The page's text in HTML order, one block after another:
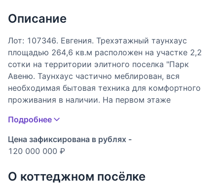
Описание
Лот: 107346. Евгения. Трехэтажный таунхаус
площадью 264,6 кв.м расположен на участке 2,2
сотки на территории элитного поселка "Парк
Авеню. Таунхаус частично меблирован, вся
необходимая бытовая техника для комфортного
проживания в наличии. На первом этаже
обеденной зоной, гостевой санузел, гардеробная,
холл, терраса. Второй этаж занимает гостиная,
две спальни с санузлами, холл, два балкона.
индивидуальными гардеробными и санузлами и
балкон. Предусмотрен встроенный гараж для
Подробнее
Цена зафиксирована в рублях -
120 000 000 ₽
О коттеджном посёлке